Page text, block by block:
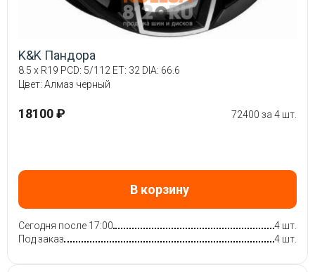
K&K Пандора
8.5 x R19 PCD: 5/112 ET: 32 DIA: 66.6
Цвет: Алмаз черный
18100 ₽ 72400 за 4 шт.
В корзину
Сегодня после 17:00
4 шт.
Под заказ
4 шт.